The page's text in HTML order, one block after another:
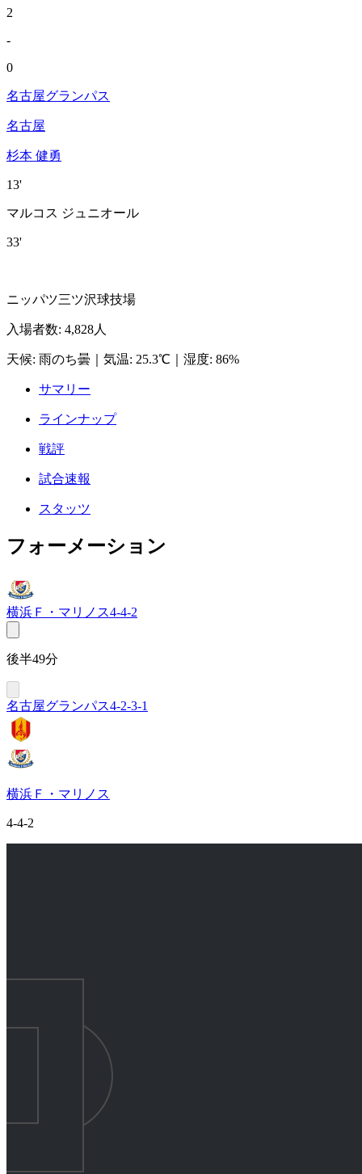
2
-
0
名古屋グランパス
名古屋
杉本 健勇
13'
マルコス ジュニオール
33'
ニッパツ三ツ沢球技場
入場者数: 4,828人
天候: 雨のち曇 気温: 25.3℃ 湿度: 86%
サマリー
ラインナップ
戦評
試合速報
スタッツ
フォーメーション
横浜Ｆ・マリノス4-4-2
後半49分
名古屋グランパス4-2-3-1
横浜Ｆ・マリノス
4-4-2